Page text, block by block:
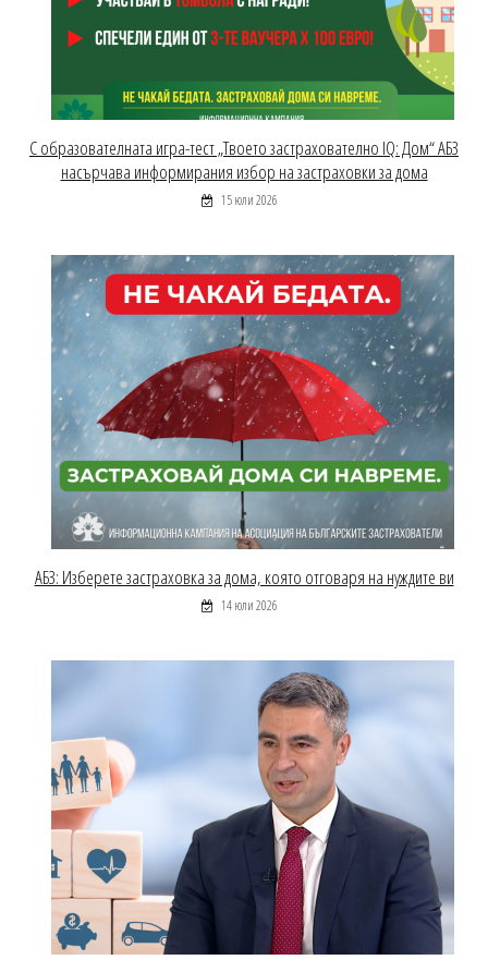
С образователната игра-тест „Твоето застрахователно IQ: Дом“ АБЗ
насърчава информирания избор на застраховки за дома
15 юли 2026
АБЗ: Изберете застраховка за дома, която отговаря на нуждите ви
14 юли 2026